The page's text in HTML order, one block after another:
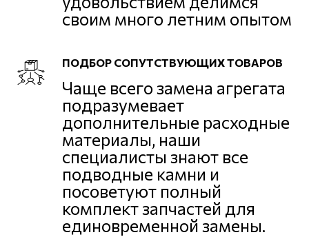
своим много летним опытом
ПОДБОР СОПУТСТВУЮЩИХ ТОВАРОВ
Чаще всего замена агрегата
подразумевает
дополнительные расходные
материалы, наши
специалисты знают все
подводные камни и
посоветуют полный
комплект запчастей для
единовременной замены.